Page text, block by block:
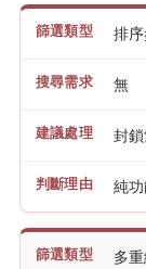
排
無
封鎖
純
多